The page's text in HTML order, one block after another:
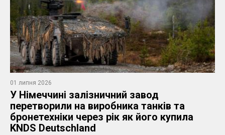
01 липня 2026
У Німеччині залізничний завод
перетворили на виробника танків та
бронетехніки через рік як його купила
KNDS Deutschland